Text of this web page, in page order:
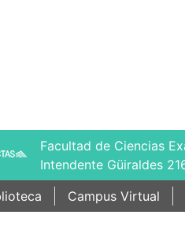
Facultad de Ciencias
Intendente Güiraldes
Campus Virtual